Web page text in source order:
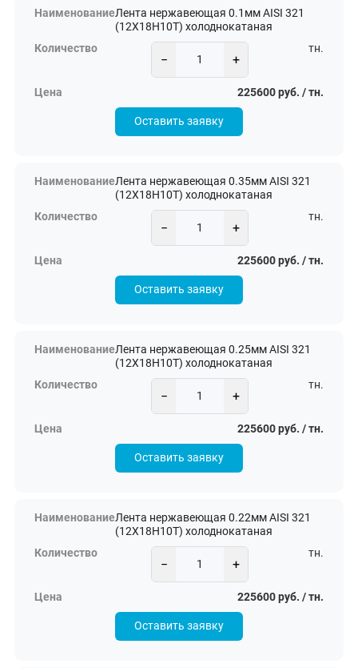
Лента нержавеющая 0.1мм AISI 321
(12Х18Н10Т) холоднокатаная
− +
тн.
225600 руб. / тн.
Оставить заявку
Лента нержавеющая 0.35мм AISI 321
(12Х18Н10Т) холоднокатаная
− +
тн.
225600 руб. / тн.
Оставить заявку
Лента нержавеющая 0.25мм AISI 321
(12Х18Н10Т) холоднокатаная
− +
тн.
225600 руб. / тн.
Оставить заявку
Лента нержавеющая 0.22мм AISI 321
(12Х18Н10Т) холоднокатаная
− +
тн.
225600 руб. / тн.
Оставить заявку